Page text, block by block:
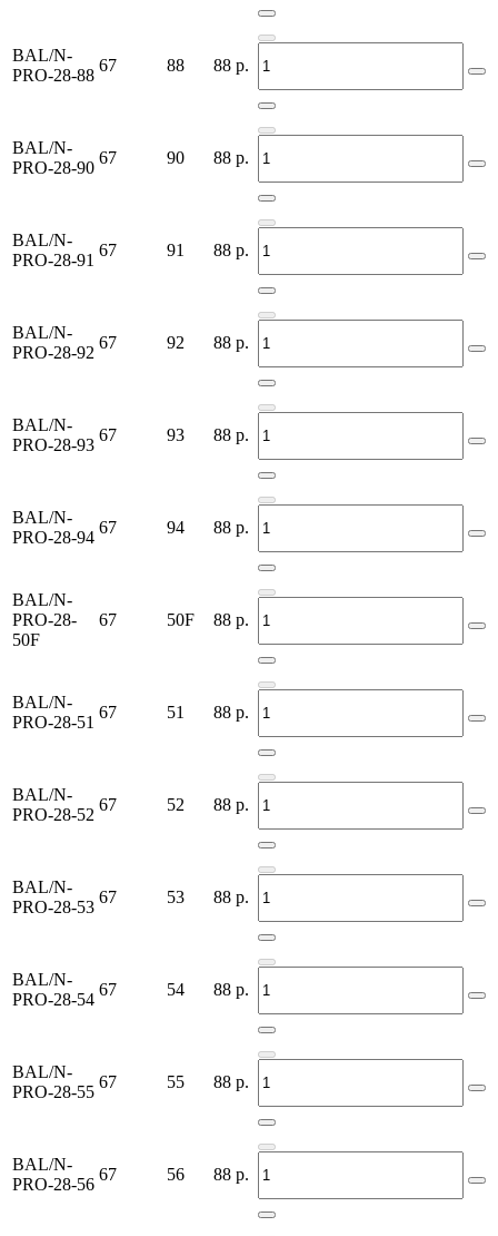
BAL/N-
PRO-28-88
67 88 88 р.
BAL/N-
PRO-28-90
67 90 88 р.
BAL/N-
PRO-28-91
67 91 88 р.
BAL/N-
PRO-28-92
67 92 88 р.
BAL/N-
PRO-28-93
67 93 88 р.
BAL/N-
PRO-28-94
67 94 88 р.
BAL/N-
PRO-28-
50F
67 50F 88 р.
BAL/N-
PRO-28-51
67 51 88 р.
BAL/N-
PRO-28-52
67 52 88 р.
BAL/N-
PRO-28-53
67 53 88 р.
BAL/N-
PRO-28-54
67 54 88 р.
BAL/N-
PRO-28-55
67 55 88 р.
BAL/N-
PRO-28-56
67 56 88 р.